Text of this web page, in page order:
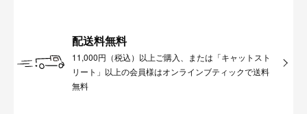
配送料無料
11,000円（税込）以上ご購入、または「キャットスト
リート」以上の会員様はオンラインブティックで送料
無料